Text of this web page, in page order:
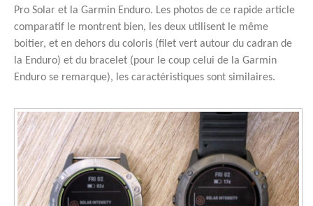
Pro Solar et la Garmin Enduro. Les photos de ce rapide article
comparatif le montrent bien, les deux utilisent le même
boitier, et en dehors du coloris (filet vert autour du cadran de
la Enduro) et du bracelet (pour le coup celui de la Garmin
Enduro se remarque), les caractéristiques sont similaires.